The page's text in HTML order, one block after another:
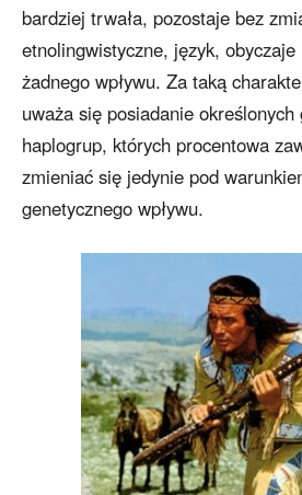
bardziej trwała, pozostaje bez
etnolingwistyczne, język,
żadnego wpływu. Za taką
uważa się posiadanie określonych
haplogrup, których procentowa
zmieniać się jedynie pod
genetycznego wpływu.